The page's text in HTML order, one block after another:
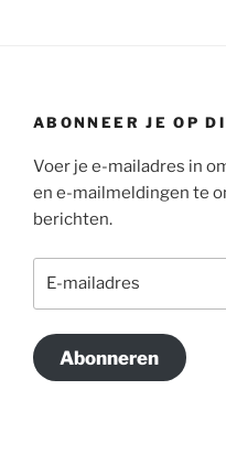
ABONNEER JE OP
Voer je e-mailadres in
en e-mailmeldingen te
berichten.
Abonneren